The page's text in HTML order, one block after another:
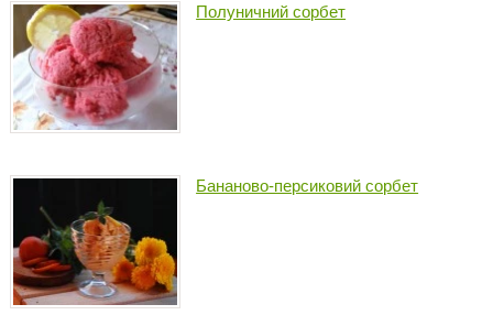
Полуничний сорбет
Бананово-персиковий сорбет